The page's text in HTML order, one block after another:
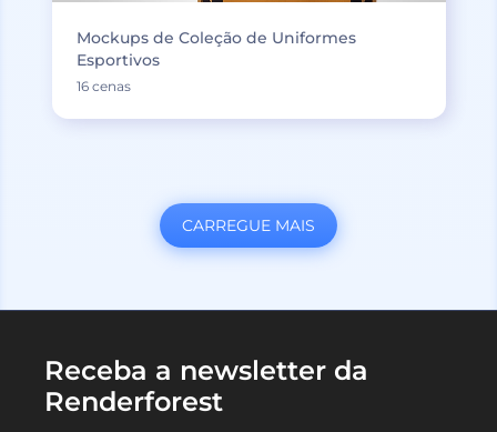
Mockups de Coleção de Uniformes
Esportivos
16 cenas
CARREGUE MAIS
Receba a newsletter da
Renderforest